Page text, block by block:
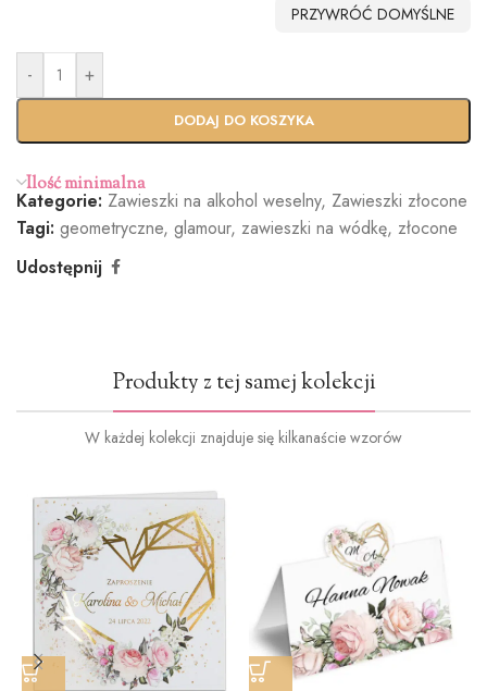
Standardo
Ekspres
(+100zł)
PRZYWRÓĆ DOMYŚLNE
- +
DODAJ DO KOSZYKA
Ilość minimalna
Kategorie: Zawieszki na alkohol weselny, Zawieszki złocone
Tagi: geometryczne, glamour, zawieszki na wódkę, złocone
Udostępnij
Produkty z tej samej kolekcji
W każdej kolekcji znajduje się kilkanaście wzorów